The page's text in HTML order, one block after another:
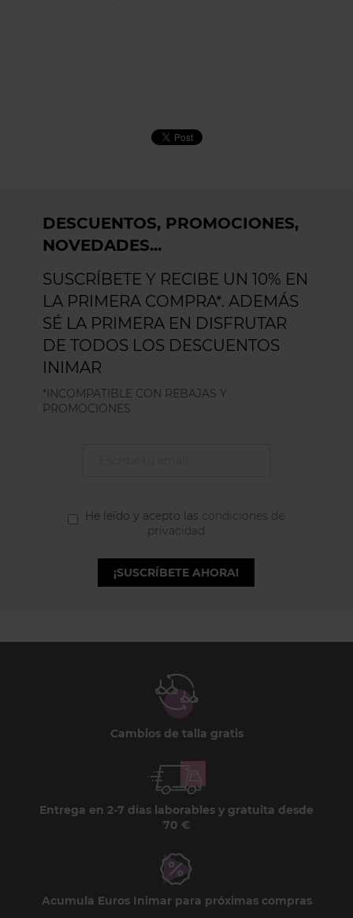
DESCUENTOS, PROMOCIONES,
NOVEDADES...
SUSCRÍBETE Y RECIBE UN 10% EN
LA PRIMERA COMPRA*. ADEMÁS
SÉ LA PRIMERA EN DISFRUTAR
DE TODOS LOS DESCUENTOS
INIMAR
*INCOMPATIBLE CON REBAJAS Y
PROMOCIONES
He leído y acepto las condiciones de
privacidad
¡SUSCRÍBETE AHORA!
Cambios de talla gratis
Entrega en 2-7 días laborables y gratuita desde
70 €
Acumula Euros Inimar para próximas compras